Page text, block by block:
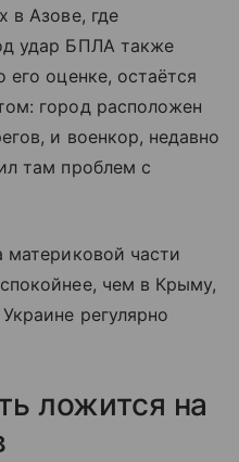
в Азове, где
удар БПЛА также
оценке, остаётся
город расположен
и военкор, недавно
там проблем с
материковой части
чем в Крыму,
регулярно
ложится на